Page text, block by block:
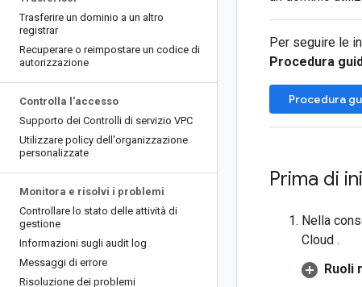
Trasferire un dominio a un altro
registrar
Recuperare o reimpostare un codice di
autorizzazione
Controlla l'accesso
Supporto dei Controlli di servizio VPC
Utilizzare policy dell'organizzazione
personalizzate
Monitora e risolvi i problemi
Controllare lo stato delle attività di
gestione
Informazioni sugli audit log
Messaggi di errore
Risoluzione dei problemi
Per seguire le
Procedura
Procedura
Prima di
Nella
Cloud .
Ruoli